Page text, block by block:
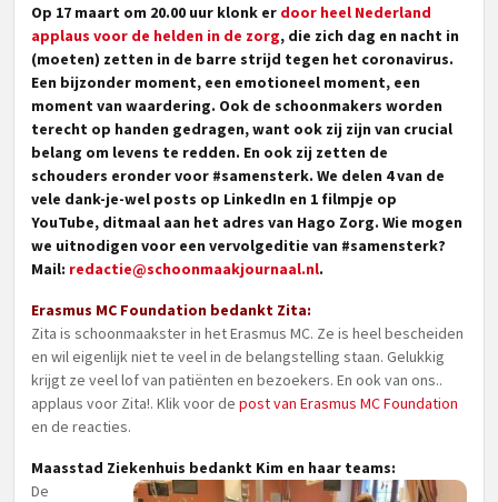
Op 17 maart om 20.00 uur klonk er door heel Nederland
applaus voor de helden in de zorg, die zich dag en nacht in
(moeten) zetten in de barre strijd tegen het coronavirus.
Een bijzonder moment, een emotioneel moment, een
moment van waardering. Ook de schoonmakers worden
terecht op handen gedragen, want ook zij zijn van crucial
belang om levens te redden. En ook zij zetten de
schouders eronder voor #samensterk. We delen 4 van de
vele dank-je-wel posts op LinkedIn en 1 filmpje op
YouTube, ditmaal aan het adres van Hago Zorg. Wie mogen
we uitnodigen voor een vervolgeditie van #samensterk?
Mail: redactie@schoonmaakjournaal.nl.
Erasmus MC Foundation bedankt Zita:
Zita is schoonmaakster in het Erasmus MC. Ze is heel bescheiden
en wil eigenlijk niet te veel in de belangstelling staan. Gelukkig
krijgt ze veel lof van patiënten en bezoekers. En ook van ons..
applaus voor Zita!. Klik voor de post van Erasmus MC Foundation
en de reacties.
Maasstad Ziekenhuis bedankt Kim en haar teams:
De